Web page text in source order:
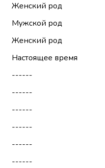
Женский род
Мужской род
Женский род
Настоящее время
------
------
------
------
------
------